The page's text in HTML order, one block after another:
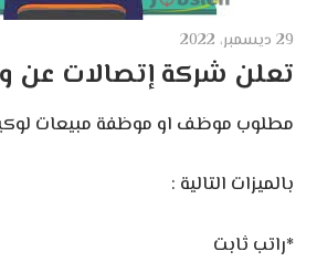
29 ديسمبر، 2022
تعلن شركة إتصالات عن
مطلوب موظف او موظفة مبيعات
بالميزات التالية :
‏*راتب ثابت